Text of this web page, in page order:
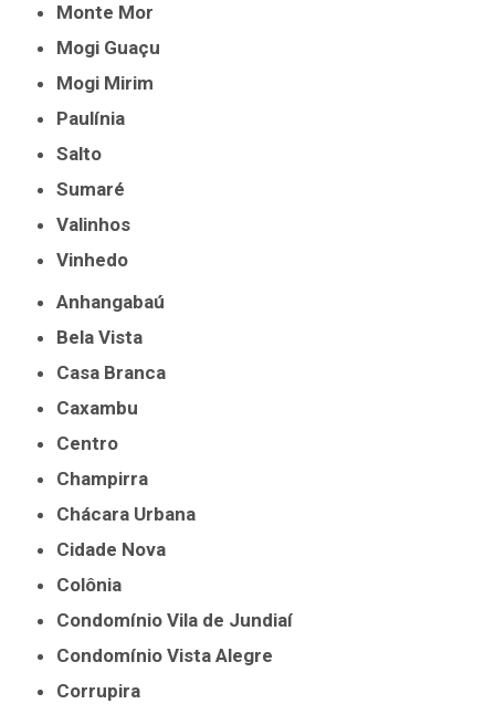
Monte Mor
Mogi Guaçu
Mogi Mirim
Paulínia
Salto
Sumaré
Valinhos
Vinhedo
Anhangabaú
Bela Vista
Casa Branca
Caxambu
Centro
Champirra
Chácara Urbana
Cidade Nova
Colônia
Condomínio Vila de Jundiaí
Condomínio Vista Alegre
Corrupira